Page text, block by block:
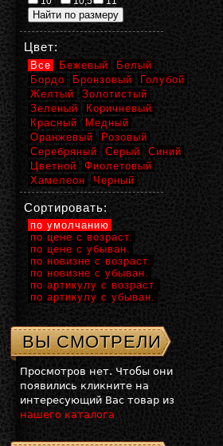
Цвет:
Все Бежевый
Белый
Бордо
Бронзовый
Голубой
Желтый
Золотистый
Зеленый
Коричневый
Красный
Медный
Оранжевый
Розовый
Серебряный
Серый
Синий
Цветной
Фиолетовый
Хамелеон
Черный
Сортировать:
по умолчанию
по цене с возраст.
по цене с убыван.
по новизне с возраст.
по новизне с убыван.
по артикулу с возраст.
по артикулу с убыван.
ВЫ СМОТРЕЛИ
Просмотров нет. Чтобы они
появились кликните на
интересующий Вас товар из
нашего каталога